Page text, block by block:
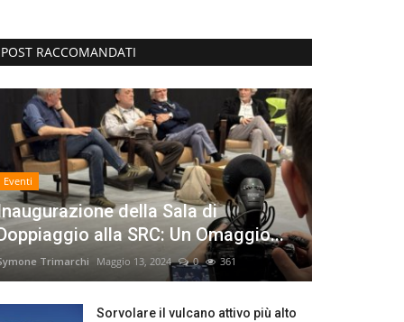
POST RACCOMANDATI
Eventi
della Sala di
alla SRC: Un Omaggio...
Trimarchi Maggio 13, 2024 0 361
Sorvolare il vulcano attivo più alto